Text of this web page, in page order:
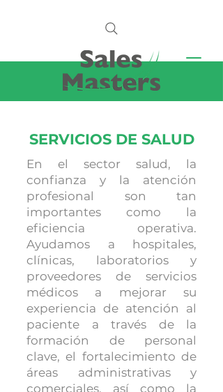
SERVICIOS DE SALUD
En el sector salud, la
confianza y la atención
profesional son tan
importantes como la
eficiencia operativa.
Ayudamos a hospitales,
clínicas, laboratorios y
proveedores de servicios
médicos a mejorar su
experiencia de atención al
paciente a través de la
formación de personal
clave, el fortalecimiento de
áreas administrativas y
comerciales, así como la